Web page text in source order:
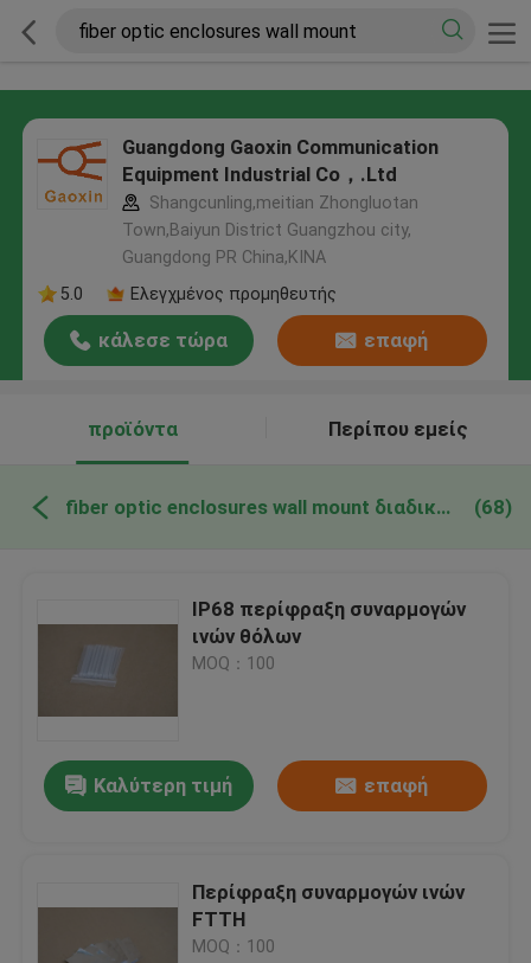
Guangdong Gaoxin Communication
Equipment Industrial Co，.Ltd
Shangcunling,meitian Zhongluotan
Town,Baiyun District Guangzhou city,
Guangdong PR China,ΚΙΝΑ
5.0
Ελεγχμένος προμηθευτής
κάλεσε τώρα επαφή
προϊόντα Περίπου εμείς
fiber optic enclosures wall mount διαδικτυακή κατασκευή (68)
IP68 περίφραξη συναρμογών
ινών θόλων
MOQ：100
Καλύτερη τιμή επαφή
Περίφραξη συναρμογών ινών
FTTH
MOQ：100